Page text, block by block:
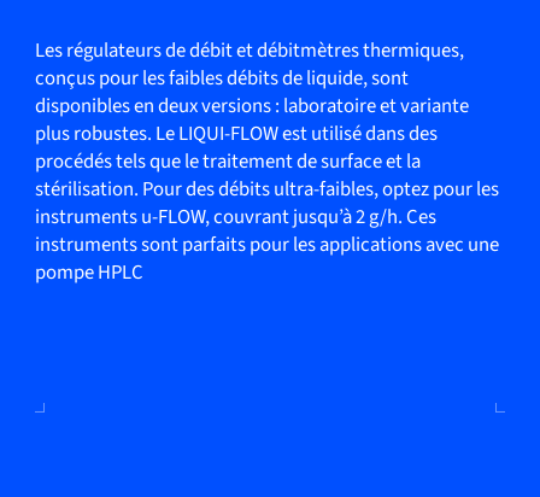
Les régulateurs de débit et débitmètres thermiques,
conçus pour les faibles débits de liquide, sont
disponibles en deux versions : laboratoire et variante
plus robustes. Le LIQUI-FLOW est utilisé dans des
procédés tels que le traitement de surface et la
stérilisation. Pour des débits ultra-faibles, optez pour les
instruments u-FLOW, couvrant jusqu’à 2 g/h. Ces
instruments sont parfaits pour les applications avec une
pompe HPLC